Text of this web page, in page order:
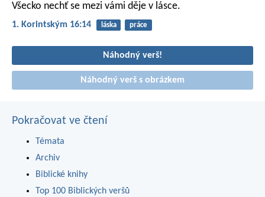
Všecko nechť se mezi vámi děje v lásce.
1. Korintským 16:14 láska práce
Náhodný verš!
Náhodný verš s obrázkem
Pokračovat ve čtení
Témata
Archiv
Biblické knihy
Top 100 Biblických veršů